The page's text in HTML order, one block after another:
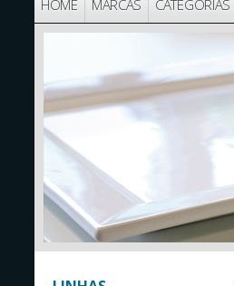
HOME MARCAS CATEGORIAS